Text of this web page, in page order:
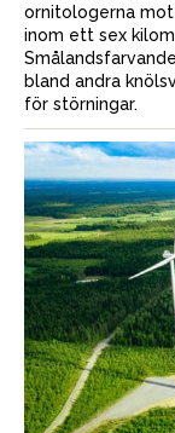
ornitologerna
inom ett sex
bland andra
för störningar.